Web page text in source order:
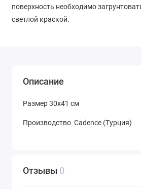
поверхность необходимо
светлой краской.
Описание
Размер 30х41 см
Производство Cadence (Турция)
Отзывы 0